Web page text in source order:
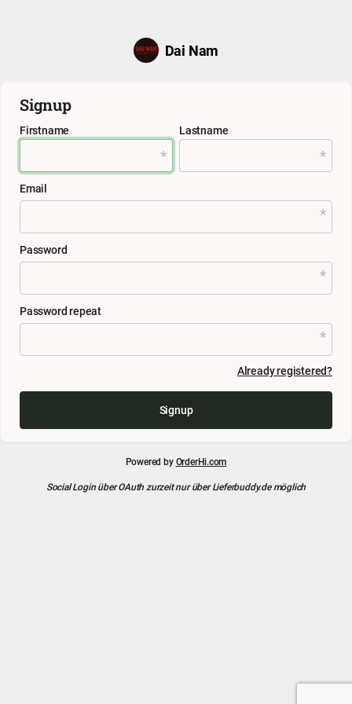
Dai Nam
Signup
Firstname Lastname
Email
Password
Password repeat
Already registered?
Signup
Powered byOrderHi.com
Social Login über OAuth zurzeit nur über Lieferbuddy.de möglich